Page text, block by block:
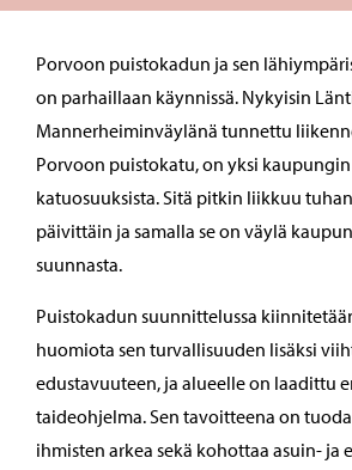
Porvoon puistokadun ja sen
on parhaillaan käynnissä. Nykyisin
Mannerheiminväylänä tunnettu
Porvoon puistokatu, on yksi
katuosuuksista. Sitä pitkin liikkuu
päivittäin ja samalla se on väylä
suunnasta.
Puistokadun suunnittelussa
huomiota sen turvallisuuden lisäksi
edustavuuteen, ja alueelle on laadittu
taideohjelma. Sen tavoitteena on
ihmisten arkea sekä kohottaa asuin- ja